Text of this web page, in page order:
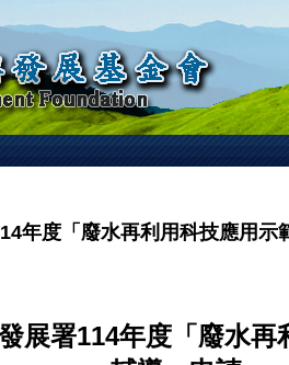
年度「廢水再利用科技應用示
展署114年度「廢水再